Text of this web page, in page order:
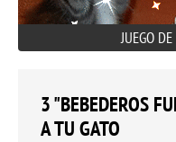
JUEGO
3 "BEBEDEROS
A TU GATO